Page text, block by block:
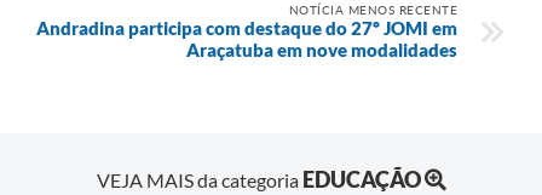
NOTÍCIA MENOS RECENTE
Andradina participa com destaque do 27º JOMI em
Araçatuba em nove modalidades
VEJA MAIS da categoria EDUCAÇÃO